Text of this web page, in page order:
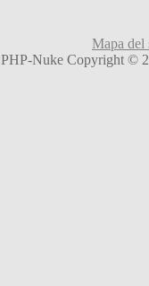
Mapa del
PHP-Nuke Copyright ©